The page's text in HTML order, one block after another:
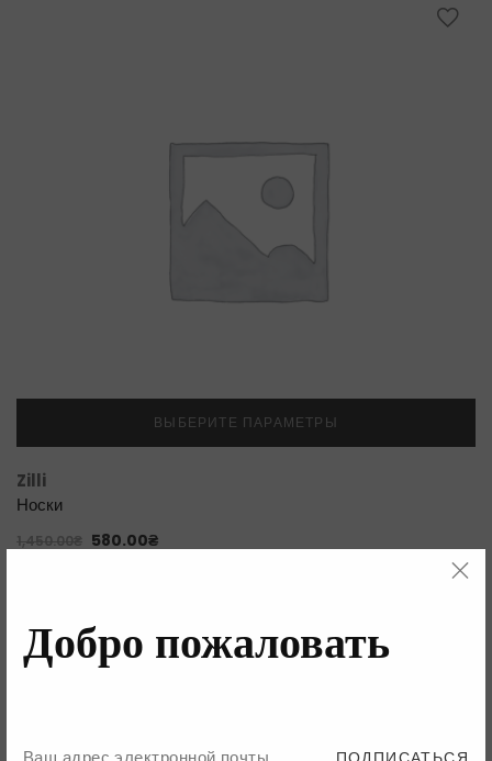
Добро пожаловать
ВЫБЕРИТЕ ПАРАМЕТРЫ
Zilli
Носки
1,450.00₴ 580.00₴